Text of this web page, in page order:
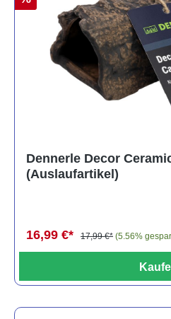
Dennerle Decor
(Auslaufartikel)
16,99 €* 17,99 €* (5.56%